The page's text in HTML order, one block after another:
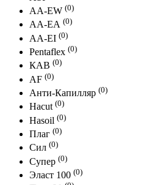
АА-EW (0)
АА-ЕА (0)
АА-EI (0)
Pentaflex (0)
КАВ (0)
AF (0)
Анти-Капилляр (0)
Hacut (0)
Hasoil (0)
Плаг (0)
Сил (0)
Супер (0)
Эласт 100 (0)